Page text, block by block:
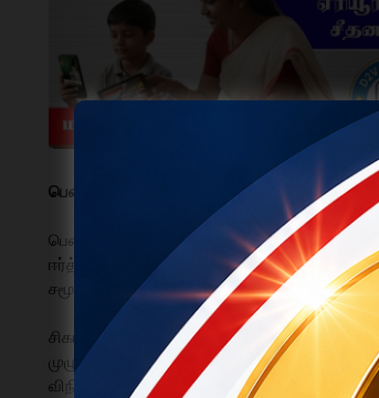
பென்னாகரம் | பிப்.03 :
பென்னாகரம்
அருகே உள்ள சிகரலஅள்ளி
ஈர்த்துள்ளது. தங்கையின் புதுமனை
சமூகத்தில் பரவலான பாராட்டுகளை பெற்றுள்ளது.
சிகரலஅள்ளி கிராமத்தைச் சேர்ந்தமுத்துக்குமார்
முழுநேர பணியாக மேற்கொண்டு வரும் இவர்,
விநியோகித்து, பசுமை விழிப்புணர்வை